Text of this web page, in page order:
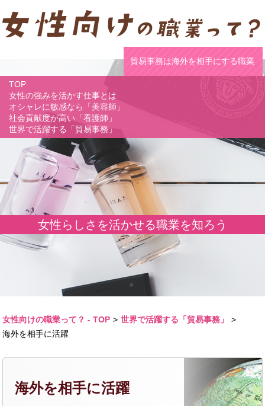
貿易事務は海外を相手にする職業
TOP
女性の強みを活かす仕事とは
オシャレに敏感なら「美容師」
社会貢献度が高い「看護師」
世界で活躍する「貿易事務」
女性らしさを活かせる職業を知ろう
女性向けの職業って？ - TOP > 世界で活躍する「貿易事務」
>
海外を相手に活躍
海外を相手に活躍